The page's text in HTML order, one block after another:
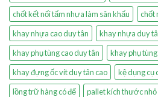
chốt kết nối tấm nhựa làm sân khấu
chốt
khay nhựa cao duy tân
khay nhựa duy
khay phụ tùng cao duy tân
khay phụ
khay đựng ốc vít duy tân cao
kệ dụng cụ
lồng trữ hàng có đế
pallet kích thước nhỏ